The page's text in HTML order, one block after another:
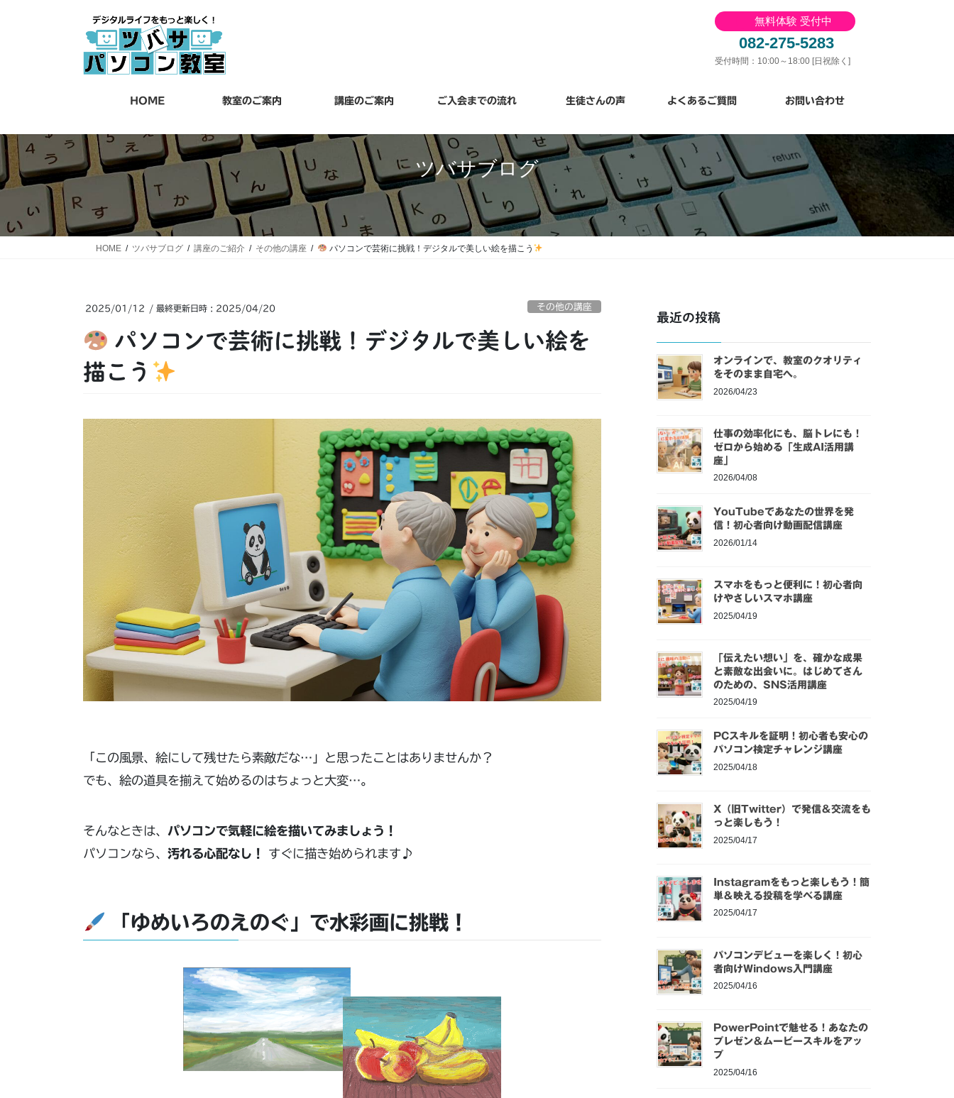
ッ
プ
移
動
無料体験 受付中
082-275-5283
受付時間：10:00～18:00 [日祝除く]
HOME 教室のご案内 講座のご案内 ご入会までの流れ 生徒さんの声 よくあるご質問 お問い合わせ
ツバサブログ
HOME ツバサブログ 講座のご紹介 その他の講座 パソコンで芸術に挑戦！デジタルで美しい絵を描こう
2025/01/12 / 最終更新日時 : 2025/04/20 その他の講座
パソコンで芸術に挑戦！デジタルで美しい絵を
描こう
「この風景、絵にして残せたら素敵だな…」と思ったことはありませんか？
でも、絵の道具を揃えて始めるのはちょっと大変…。
そんなときは、 パソコンで気軽に絵を描いてみましょう！
パソコンなら、 汚れる心配なし！ すぐに描き始められます♪
「ゆめいろのえのぐ」で水彩画に挑戦！
最近の投稿
オンラインで、教室のクオリティ
をそのまま自宅へ。
2026/04/23
仕事の効率化にも、脳トレにも！
ゼロから始める「生成AI活用講
座」
2026/04/08
YouTubeであなたの世界を発
信！初心者向け動画配信講座
2026/01/14
スマホをもっと便利に！初心者向
けやさしいスマホ講座
2025/04/19
「伝えたい想い」を、確かな成果
と素敵な出会いに。はじめてさん
のための、SNS活用講座
2025/04/19
PCスキルを証明！初心者も安心の
パソコン検定チャレンジ講座
2025/04/18
X（旧Twitter）で発信＆交流をも
っと楽しもう！
2025/04/17
Instagramをもっと楽しもう！簡
単＆映える投稿を学べる講座
2025/04/17
パソコンデビューを楽しく！初心
者向けWindows入門講座
2025/04/16
PowerPointで魅せる！あなたの
プレゼン＆ムービースキルをアッ
プ
2025/04/16